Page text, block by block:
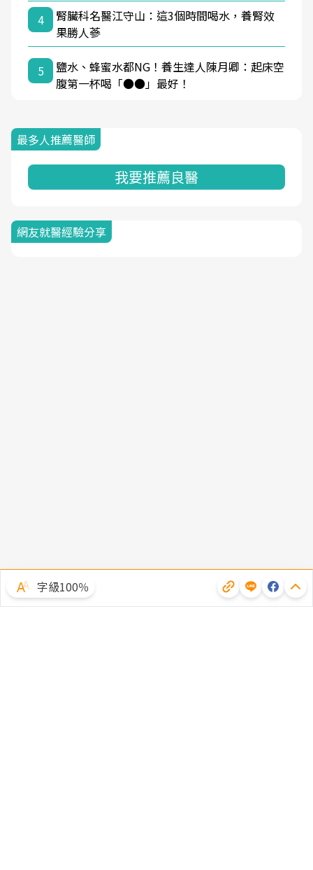
4
腎臟科名醫江守山：這3個時間喝水，養腎效
果勝人蔘
5
鹽水、蜂蜜水都NG！養生達人陳月卿：起床空
腹第一杯喝「●●」最好！
最多人推薦醫師
我要推薦良醫
網友就醫經驗分享
字級100％